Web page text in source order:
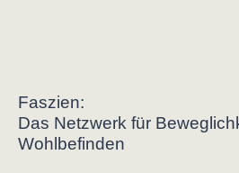
Faszien:
Das Netzwerk für
Wohlbefinden